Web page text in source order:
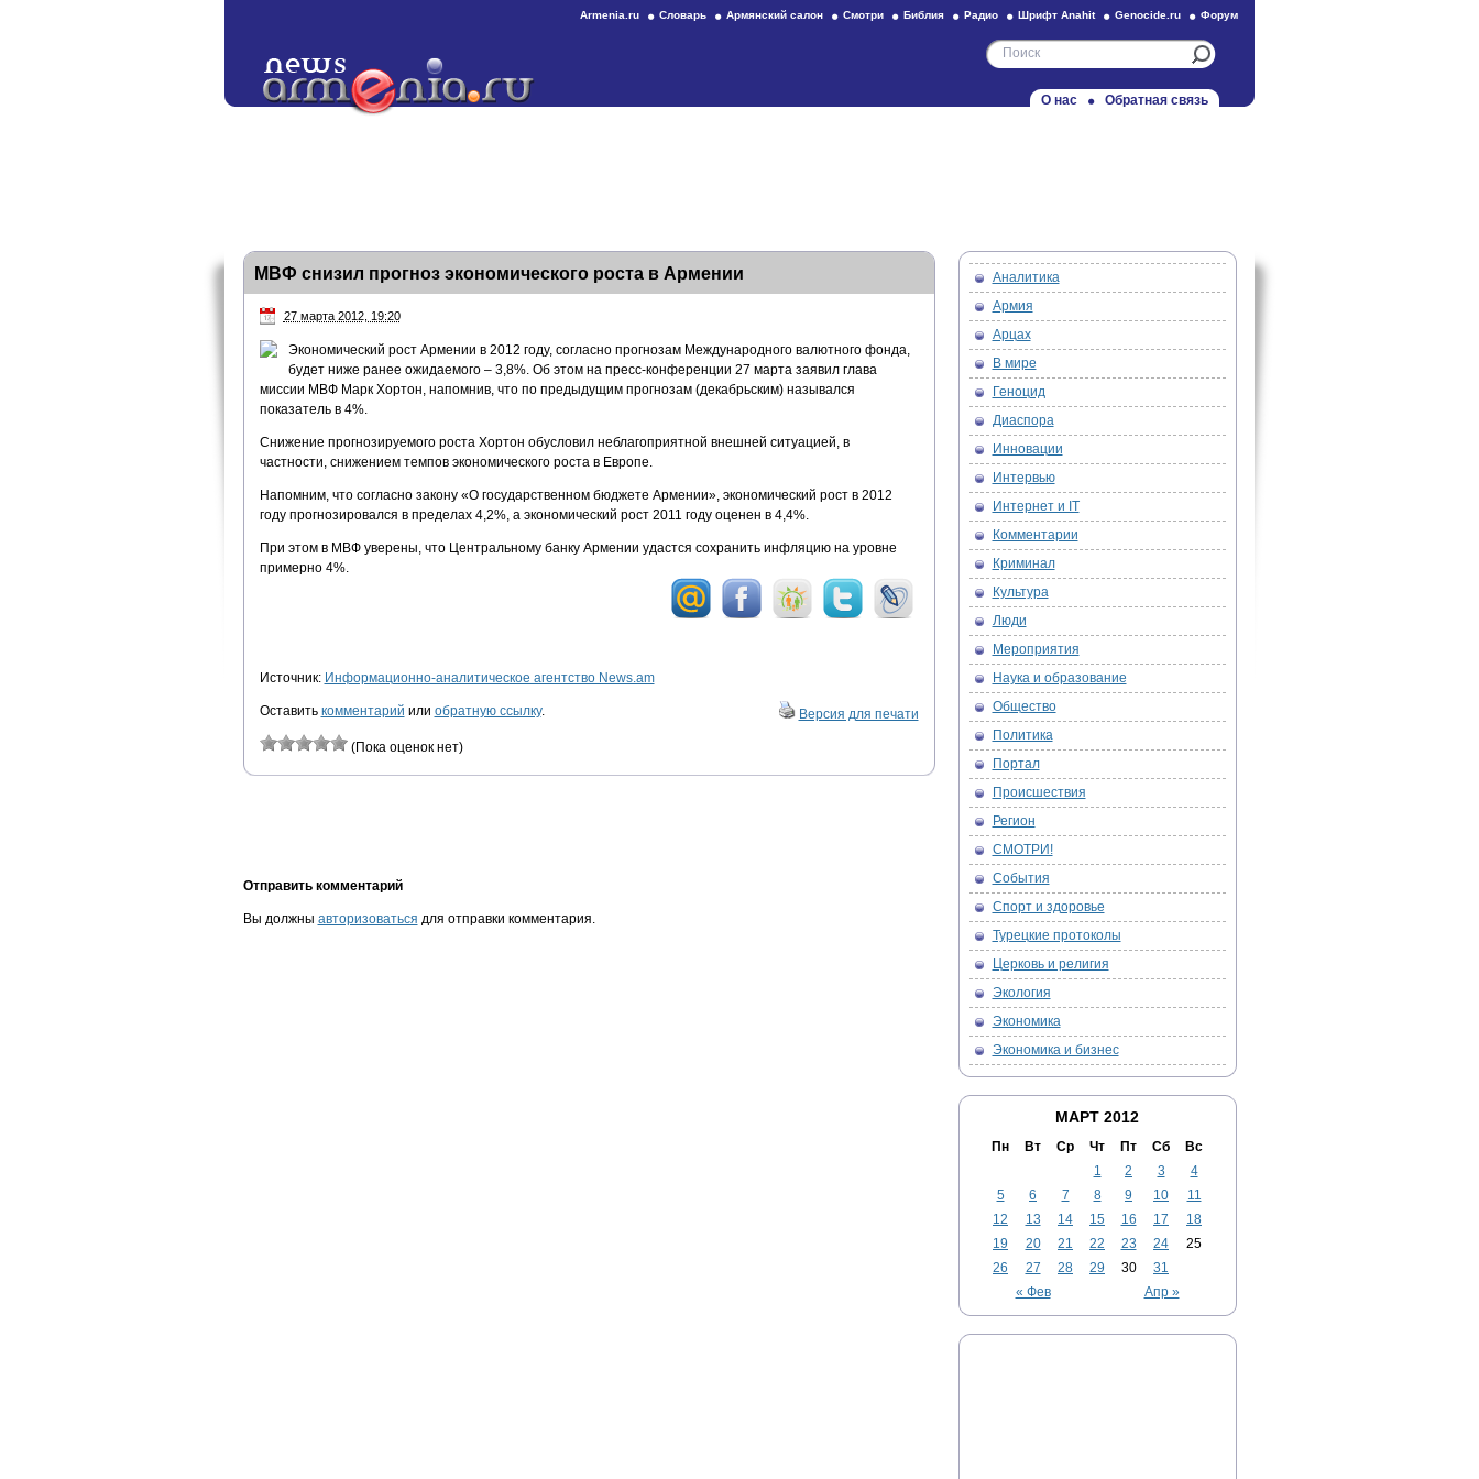
Armenia.ru Словарь Армянский салон Смотри Библия Радио Шрифт Anahit Genocide.ru Форум
О нас Обратная связь
МВФ снизил прогноз экономического роста в Армении
27 марта 2012, 19:20
Экономический рост Армении в 2012 году, согласно прогнозам Международного валютного фонда,
будет ниже ранее ожидаемого – 3,8%. Об этом на пресс-конференции 27 марта заявил глава
миссии МВФ Марк Хортон, напомнив, что по предыдущим прогнозам (декабрьским) назывался
показатель в 4%.
Снижение прогнозируемого роста Хортон обусловил неблагоприятной внешней ситуацией, в
частности, снижением темпов экономического роста в Европе.
Напомним, что согласно закону «О государственном бюджете Армении», экономический рост в 2012
году прогнозировался в пределах 4,2%, а экономический рост 2011 году оценен в 4,4%.
При этом в МВФ уверены, что Центральному банку Армении удастся сохранить инфляцию на уровне
примерно 4%.
Источник: Информационно-аналитическое агентство News.am
Оставить комментарий или обратную ссылку. Версия для печати
(Пока оценок нет)
Отправить комментарий
Вы должны авторизоваться для отправки комментария.
Аналитика
Армия
Арцах
В мире
Геноцид
Диаспора
Инновации
Интервью
Интернет и IT
Комментарии
Криминал
Культура
Люди
Мероприятия
Наука и образование
Общество
Политика
Портал
Происшествия
Регион
СМОТРИ!
События
Спорт и здоровье
Турецкие протоколы
Церковь и религия
Экология
Экономика
Экономика и бизнес
МАРТ 2012
Пн Вт Ср Чт Пт Сб Вс
« Фев Апр »
1 2 3
4
5
6 7 8 9 10
11
12
13 14 15 16 17
18
19
20 21 22 23 24
25
26
27 28 29 30 31